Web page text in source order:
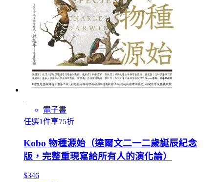
電子書
任選1件享75折
Kobo 物種源始（達爾文二一二歲誕辰紀念
版，完整重現寫給所有人的演化論）
$346